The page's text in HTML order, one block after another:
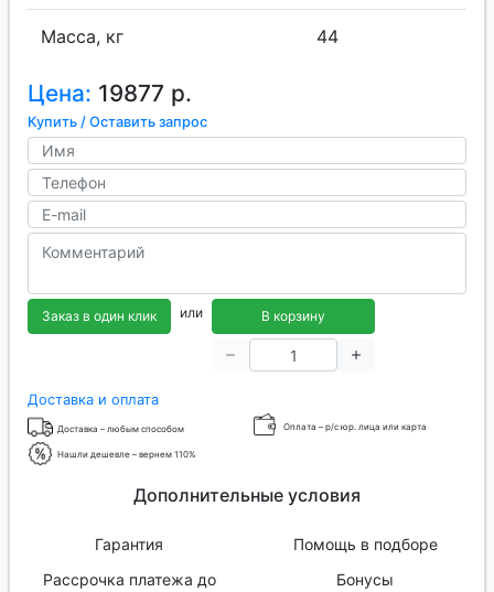
Масса, кг 44
Цена: 19877 р.
Купить / Оставить запрос
Заказ в один клик или В корзину
Доставка и оплата
Доставка – любым способом Оплата – р/с юр. лица или карта
Нашли дешевле – вернем 110%
Дополнительные условия
Гарантия
Помощь в подборе
Рассрочка платежа до
Бонусы